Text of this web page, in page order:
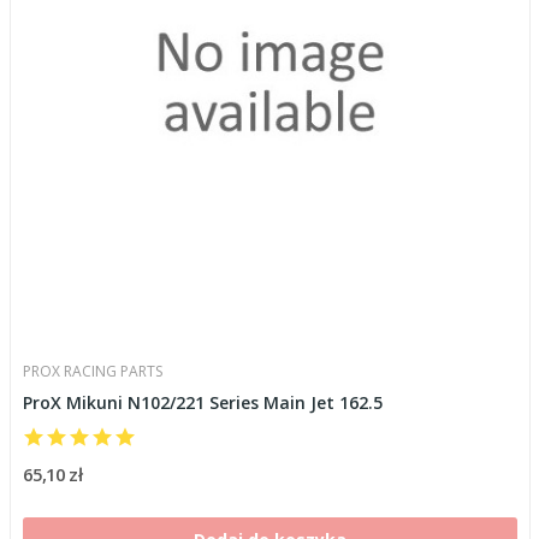
PROX RACING PARTS
ProX Mikuni N102/221 Series Main Jet 162.5
65,10 zł